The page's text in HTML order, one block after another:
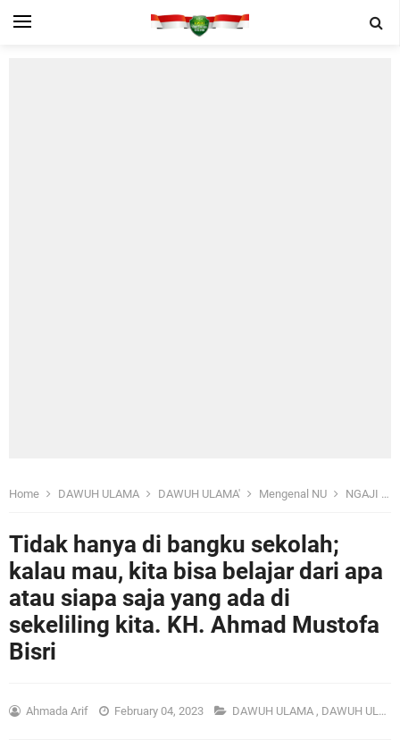
Home DAWUH ULAMA DAWUH ULAMA' Mengenal NU NGAJI
Tidak hanya di bangku sekolah;
kalau mau, kita bisa belajar dari apa
atau siapa saja yang ada di
sekeliling kita. KH. Ahmad Mustofa
Bisri
Ahmada Arif February 04, 2023 DAWUH ULAMA , DAWUH ULAMA'